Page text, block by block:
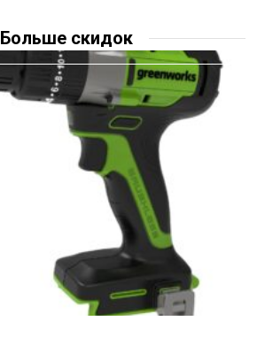
Больше скидок